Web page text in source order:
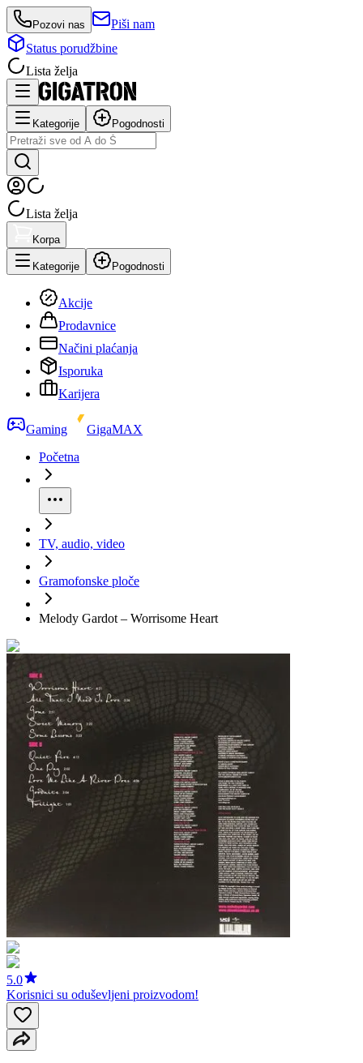
Pozovi nas
Piši nam
Status porudžbine
Lista želja
Kategorije Pogodnosti
Lista želja
Korpa
Kategorije Pogodnosti
Akcije
Prodavnice
Načini plaćanja
Isporuka
Karijera
Gaming
GigaMAX
Početna
TV, audio, video
Gramofonske ploče
Melody Gardot ‎– Worrisome Heart
5.0
Korisnici su oduševljeni proizvodom!